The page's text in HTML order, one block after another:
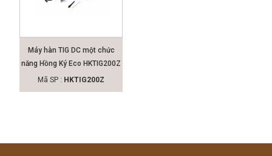
Máy hàn TIG DC một chức
năng Hồng Ký Eco HKTIG200Z
Mã SP : HKTIG200Z